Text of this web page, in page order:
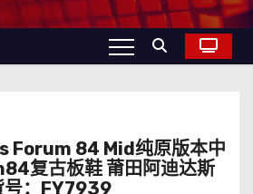
Forum 84 Mid纯原版本中
复古板鞋 莆田阿迪达斯
号：FY7939